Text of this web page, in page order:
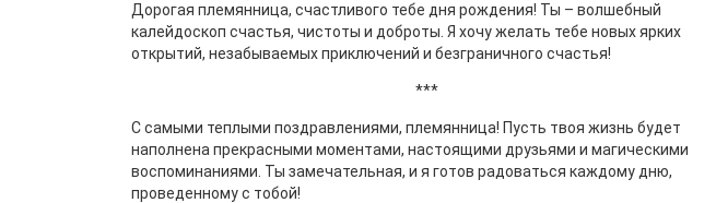
Дорогая племянница, счастливого тебе дня рождения! Ты – волшебный
калейдоскоп счастья, чистоты и доброты. Я хочу желать тебе новых ярких
открытий, незабываемых приключений и безграничного счастья!
***
С самыми теплыми поздравлениями, племянница! Пусть твоя жизнь будет
наполнена прекрасными моментами, настоящими друзьями и магическими
воспоминаниями. Ты замечательная, и я готов радоваться каждому дню,
проведенному с тобой!